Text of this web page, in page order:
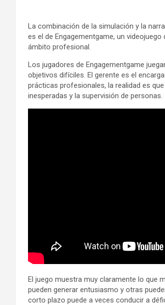
La combinación de la simulación y la
es el de Engagementgame, un
ámbito profesional.
Los jugadores de Engagementgame
objetivos difíciles. El gerente es el
prácticas profesionales, la realidad es
inesperadas y la supervisión de personas.
El juego muestra muy claramente lo que
pueden generar entusiasmo y otras
corto plazo puede a veces conducir a